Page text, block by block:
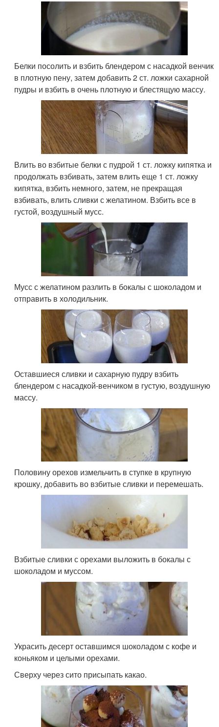
Белки посолить и взбить блендером с насадкой венчик
в плотную пену, затем добавить 2 ст. ложки сахарной
пудры и взбить в очень плотную и блестящую массу.
Влить во взбитые белки с пудрой 1 ст. ложку кипятка и
продолжать взбивать, затем влить еще 1 ст. ложку
кипятка, взбить немного, затем, не прекращая
взбивать, влить сливки с желатином. Взбить все в
густой, воздушный мусс.
Мусс с желатином разлить в бокалы с шоколадом и
отправить в холодильник.
Оставшиеся сливки и сахарную пудру взбить
блендером с насадкой-венчиком в густую, воздушную
массу.
Половину орехов измельчить в ступке в крупную
крошку, добавить во взбитые сливки и перемешать.
Взбитые сливки с орехами выложить в бокалы с
шоколадом и муссом.
Украсить десерт оставшимся шоколадом с кофе и
коньяком и целыми орехами.
Сверху через сито присыпать какао.